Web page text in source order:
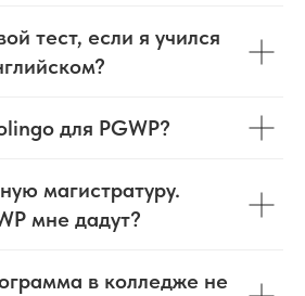
тест, если я учился
для PGWP?
магистратуру.
мне дадут?
в колледже не